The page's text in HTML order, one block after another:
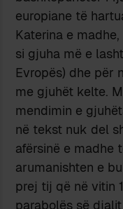
europiane të
Katerina e
si gjuha më e
Evropës) dhe për
me gjuhët kelte.
mendimin e
në tekst nuk del
afërsinë e madhe
arumanishten e
prej tij që në vitin
parabolës së